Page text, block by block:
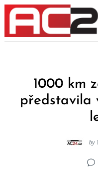
Skip
content
1000 km
představila
by